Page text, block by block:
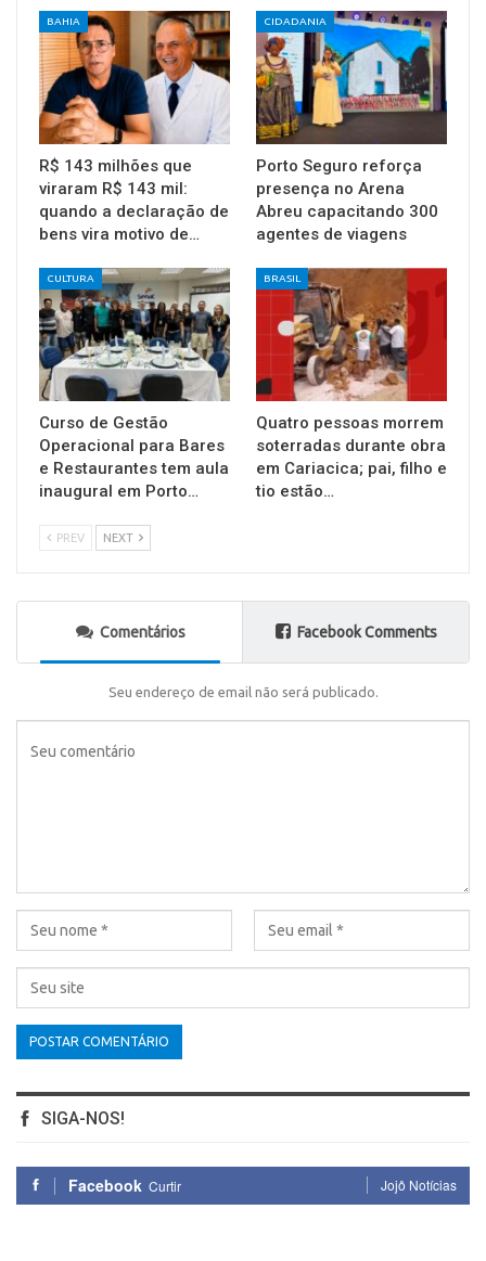
BAHIA
R$ 143 milhões que
viraram R$ 143 mil:
quando a declaração de
bens vira motivo de…
CIDADANIA
Porto Seguro reforça
presença no Arena
Abreu capacitando 300
agentes de viagens
CULTURA
Curso de Gestão
Operacional para Bares
e Restaurantes tem aula
inaugural em Porto…
BRASIL
Quatro pessoas morrem
soterradas durante obra
em Cariacica; pai, filho e
tio estão…
PREV NEXT
Comentários Facebook Comments
Seu endereço de email não será publicado.
SIGA-NOS!
Facebook Curtir Jojô Notícias